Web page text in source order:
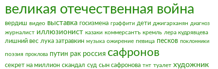
великая отечественная война
вердиш видео выставка госизмена граффити дети джигарханян диагноз
журналист иллюзионист казаки коммерсантъ кремль лера кудрявцева
лишний вес лука затравкин музыка ожирение певица песков поклонники
поэзия проклова путин рак россия сафронов
секрет на миллион скандал суд сын сафронова тнт туалет художник